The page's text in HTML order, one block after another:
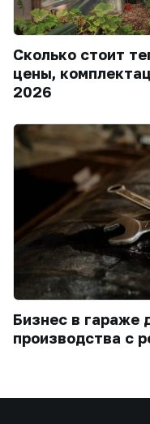
Сколько стоит
цены,
2026
Бизнес в гараже
производства с